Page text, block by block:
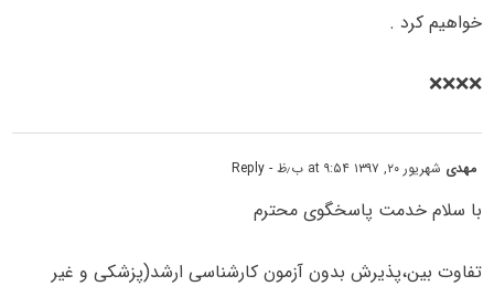
خواهیم کرد .
❌❌❌❌
مهدی شهریور ۲۰, ۱۳۹۷ at ۹:۵۴ ب٫ظ - Reply
با سلام خدمت پاسخگوی محترم
تفاوت بین،پذیرش بدون آزمون کارشناسی ارشد(پزشکی و غیر